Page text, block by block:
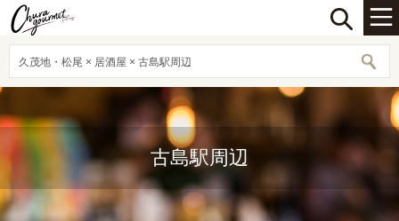
久茂地・松尾 × 居酒屋 × 古島駅周辺
古島駅周辺